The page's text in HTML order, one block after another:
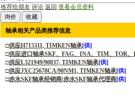
推荐给朋友 评论 返回 查看会员资料
轴承相关产品类推荐信息
□供应H715311, TIMKEN轴承[供]
□供应进口轴承SKF、FAG、INA、TIM、TOR
□供应L521949/90037, TIMKEN轴承[供]
□供应JXC25678CA/90NM1, TIMKEN轴承[供]
□赤水SKF轴承经销商|赤水SKF轴承代理商[供]